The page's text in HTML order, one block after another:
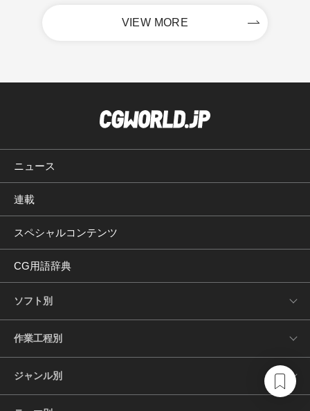
VIEW MORE
ニュース
連載
スペシャルコンテンツ
CG用語辞典
ソフト別
作業工程別
ジャンル別